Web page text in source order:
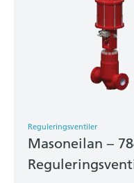
Reguleringsventiler
Masoneilan –